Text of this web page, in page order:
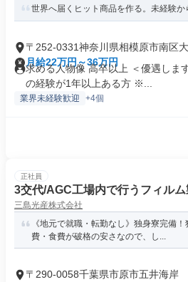
世界へ届くヒット商品を作る。未経験か
〒252-0331神奈川県相模原市南区
月給22万円～36万円
求める人物像 高卒以上 ＜優遇しま
の経験が1年以上ある方 ※...
業界未経験歓迎 +4個
正社員
3交代/AGC工場内で行うフィル
三島光産株式会社
《地元で就職・転勤なし》独身寮完備
費・食費が破格の安さなので、し...
〒290-0058千葉県市原市五井海岸